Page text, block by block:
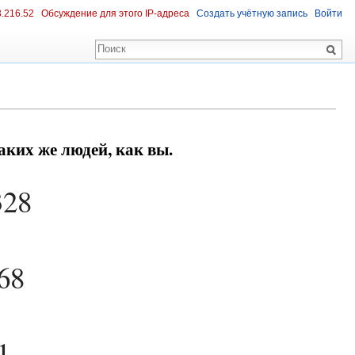
же людей, как вы.
Обсуждение для этого IP-адреса Создать учётную запись Войти